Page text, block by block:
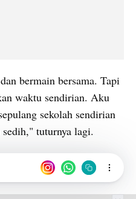
bermain bersama. Tapi
waktu sendirian. Aku
sekolah sendirian
tuturnya lagi.
Artis Sasaran Bully